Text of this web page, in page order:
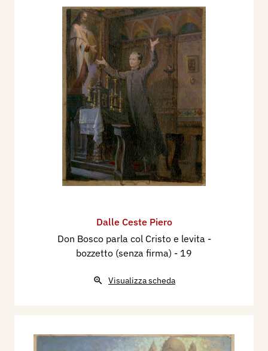
Dalle Ceste Piero
Don Bosco parla col Cristo e levita -
bozzetto (senza firma) - 19
Visualizza scheda